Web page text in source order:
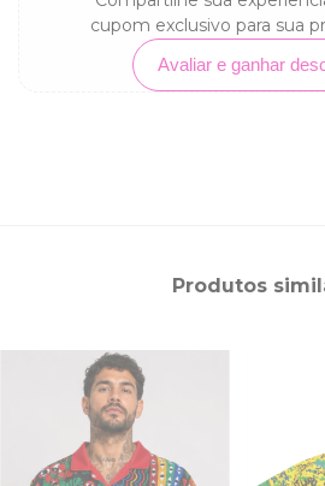
cupom exclusivo para sua
Avaliar e ganhar
Produtos